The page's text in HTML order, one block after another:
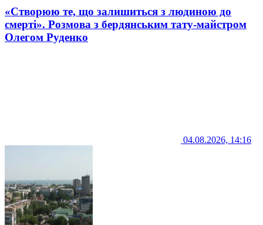
«Створюю те, що залишиться з людиною до
смерті». Розмова з бердянським тату-майстром
Олегом Руденко
04.08.2026, 14:16